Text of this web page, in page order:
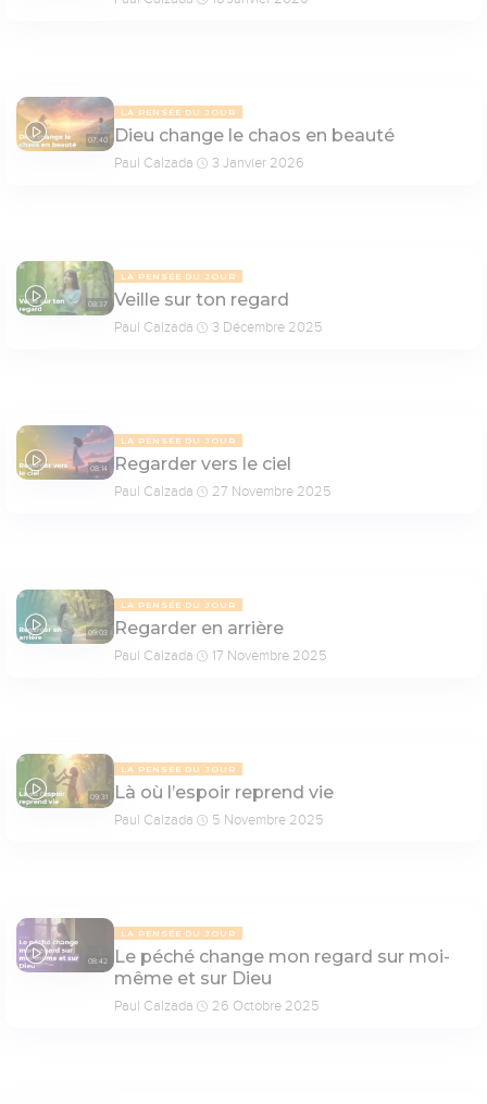
07:40
LA PENSÉE DU JOUR
Dieu change le chaos en beauté
Paul Calzada 3 Janvier 2026
08:37
LA PENSÉE DU JOUR
Veille sur ton regard
Paul Calzada 3 Décembre 2025
08:14
LA PENSÉE DU JOUR
Regarder vers le ciel
Paul Calzada 27 Novembre 2025
09:03
LA PENSÉE DU JOUR
Regarder en arrière
Paul Calzada 17 Novembre 2025
09:31
LA PENSÉE DU JOUR
Là où l’espoir reprend vie
Paul Calzada 5 Novembre 2025
08:42
LA PENSÉE DU JOUR
Le péché change mon regard sur moi-
même et sur Dieu
Paul Calzada 26 Octobre 2025